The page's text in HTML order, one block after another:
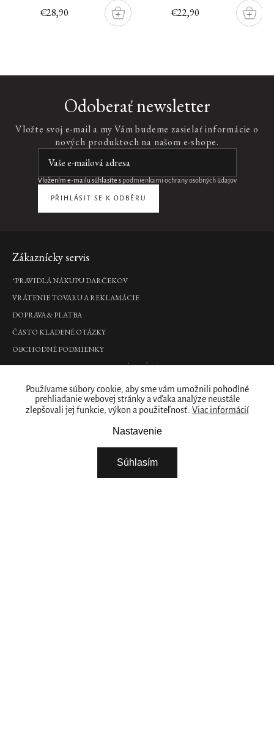
Používame súbory cookie, aby sme vám umožnili pohodlné
prehliadanie webovej stránky a vďaka analýze neustále
zlepšovali jej funkcie, výkon a použiteľnosť. Viac informácií
Nastavenie
Súhlasím
€28,90
DO
KOŠÍKU
€22,90
DO
Odoberať newsletter
Vložte svoj e-mail a my Vám budeme zasielať informácie o
nových produktoch na našom e-shope.
Vložením e-mailu súhlasíte s podmienkami ochrany osobných údajov
PŘIHLÁSIT SE K ODBĚRU
Zápätie
Zákaznícky servis
*PRAVIDLÁ NÁKUPU DARČEKOV
VRÁTENIE TOVARU A REKLAMÁCIE
DOPRAVA & PLATBA
ČASTO KLADENÉ OTÁZKY
OBCHODNÉ PODMIENKY
PODMIENKY OCHRANY OSOBNÝCH ÚDAJOV
Kde nás nájdete
PREDAJNY